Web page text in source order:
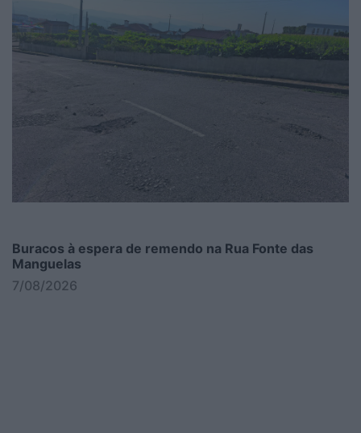
Buracos à espera de remendo na Rua Fonte das
Manguelas
7/08/2026